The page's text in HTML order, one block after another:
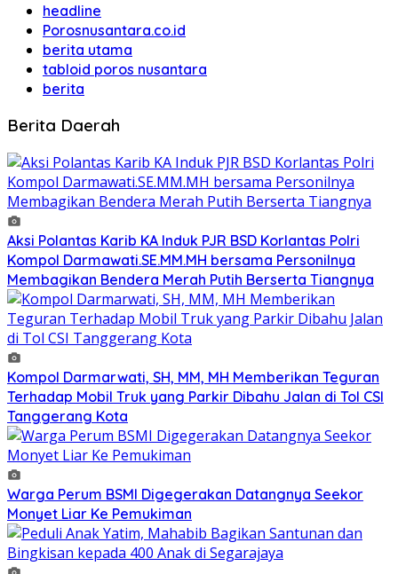
headline
Porosnusantara.co.id
berita utama
tabloid poros nusantara
berita
Berita Daerah
Aksi Polantas Karib KA Induk PJR BSD Korlantas Polri
Kompol Darmawati.SE.MM.MH bersama Personilnya
Membagikan Bendera Merah Putih Berserta Tiangnya
Kompol Darmarwati, SH, MM, MH Memberikan Teguran
Terhadap Mobil Truk yang Parkir Dibahu Jalan di Tol CSI
Tanggerang Kota
Warga Perum BSMI Digegerakan Datangnya Seekor
Monyet Liar Ke Pemukiman